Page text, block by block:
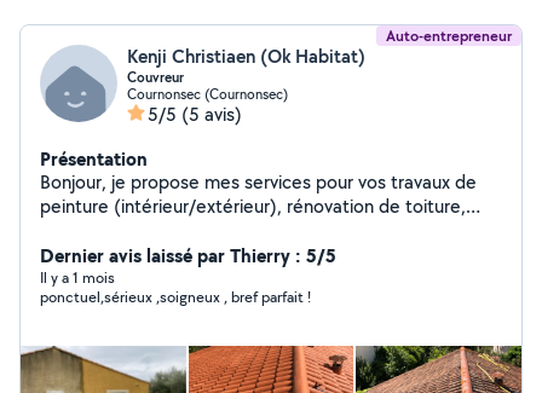
Auto-entrepreneur
Kenji Christiaen (Ok Habitat)
Couvreur
Cournonsec (Cournonsec)
5/5 (5 avis)
Présentation
Bonjour, je propose mes services pour vos travaux de
peinture (intérieur/extérieur), rénovation de toiture,
rapide et à prix raisonnable. N'hésitez pas à me
contacter pour un devis gratuit !
Dernier avis laissé par Thierry : 5/5
Il y a 1 mois
ponctuel,sérieux ,soigneux , bref parfait !